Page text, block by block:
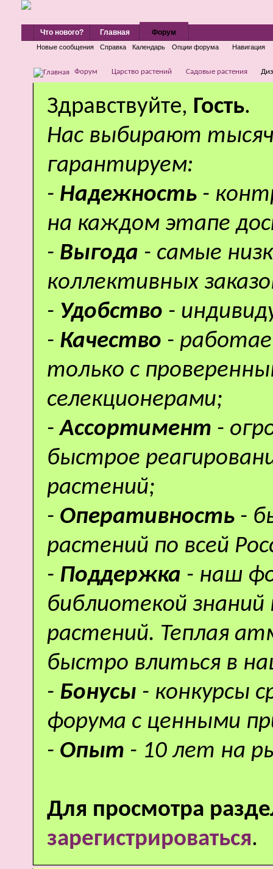
Что нового? Главная Форум
Новые сообщения Справка Календарь Опции форума Навигация
Форум Царство растений Садовые растения
Здравствуйте, Гость.
Нас выбирают
гарантируем:
- Надежность -
на каждом этапе
- Выгода - самые
коллективных
- Удобство -
- Качество -
только с
селекционерами;
-Ассортимент -
быстрое
растений;
- Оперативность -
растений по всей
- Поддержка - наш
библиотекой
растений. Теплая
быстро влиться в
- Бонусы - конкурсы
форума с ценными
- Опыт - 10 лет на
Для просмотра
зарегистрироваться.